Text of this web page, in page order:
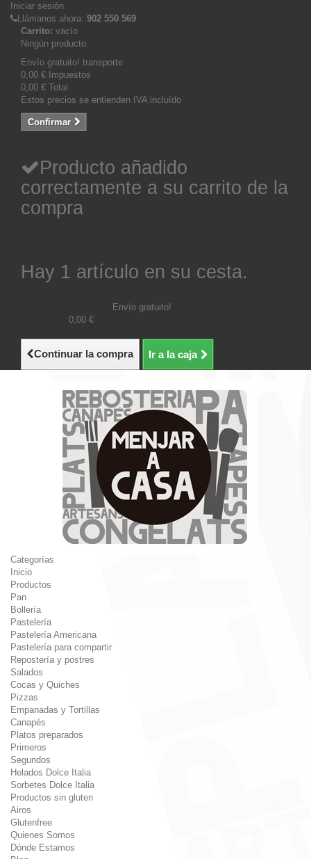
Iniciar sesión
Llámanos ahora: 902 550 569
Carrito: vacío
Ningún producto
Envío gratuito! transporte
0,00 € Impuestos
0,00 € Total
Estos precios se entienden IVA incluído
Confirmar
Producto añadido
correctamente a su carrito de la
compra
Hay 1 artículo en su cesta.
Envío gratuito!
0,00 €
Continuar la compra Ir a la caja
Categorías
Inicio
Productos
Pan
Bollería
Pastelería
Pastelería Americana
Pastelería para compartir
Repostería y postres
Salados
Cocas y Quiches
Pizzas
Empanadas y Tortillas
Canapés
Platos preparados
Primeros
Segundos
Helados Dolce Italia
Sorbetes Dolce Italia
Productos sin gluten
Airos
Glutenfree
Quienes Somos
Dónde Estamos